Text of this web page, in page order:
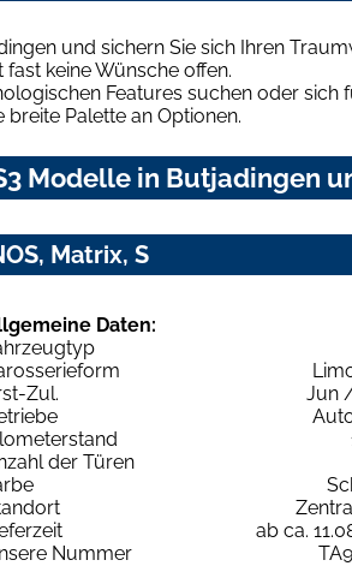
und sichern Sie sich Ihren
keine Wünsche offen.
Features suchen oder
Palette an Optionen.
Modelle in Butjadingen
Matrix, S
Daten:
Zul.
Jun
der Türen
ab ca.
Nummer